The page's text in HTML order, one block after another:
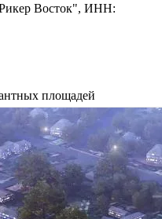
Восток", ИНН:
площадей